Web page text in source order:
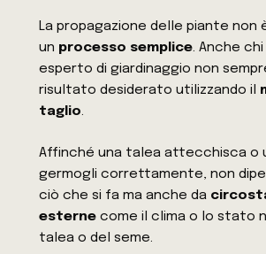
La propagazione delle piante non
un processo semplice. Anche
esperto di giardinaggio non
risultato desiderato utilizzando il
taglio.
Affinché una talea attecchisca o
germogli correttamente, non
ciò che si fa ma anche da
esterne come il clima o lo stato
talea o del seme.